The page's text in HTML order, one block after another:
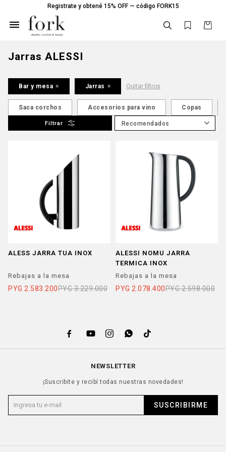
Registrate y obtené 15% OFF — código FORK15

Jarras ALESSI
Bar y mesa Jarras Quitar filtros
Saca corchos Accesorios para vino Copas
Recomendados
ALESS JARRA TUA INOX
Rebajas a la mesa
PYG 2.583.200PYG 3.229.000
ALESSI NOMU JARRA
TERMICA INOX
Rebajas a la mesa
PYG 2.078.400PYG 2.598.000
    
NEWSLETTER
¡Suscribite y recibí todas nuestras novedades!
SUSCRIBIRME